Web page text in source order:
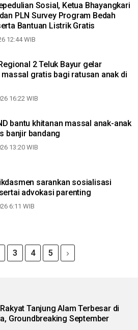
Sosial, Ketua Bhayangkari
PLN Survey Program Bedah
Bantuan Listrik Gratis
12:44 WIB
2 Teluk Bayur gelar
massal gratis bagi ratusan anak di
16:22 WIB
bantu khitanan massal anak-anak
banjir bandang
13:20 WIB
sarankan sosialisasi
advokasi parenting
6:11 WIB
3 4 5
Tanjung Alam Terbesar di
Groundbreaking September